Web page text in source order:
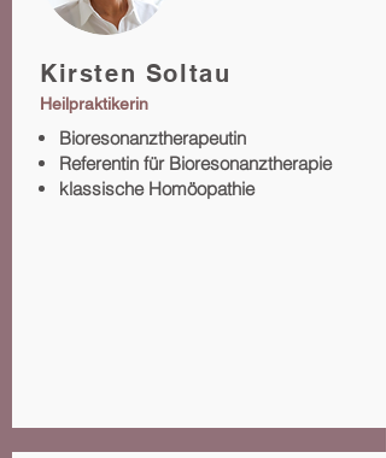
Kirsten Soltau
Heilpraktikerin
Bioresonanztherapeutin
Referentin für Bioresonanztherapie
klassische Homöopathie